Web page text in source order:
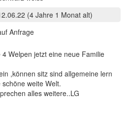
(4 Jahre 1 Monat alt)
Anfrage
Welpen jetzt eine neue Familie
,können sitz sind allgemeine lern
weite Welt.
alles weitere..LG